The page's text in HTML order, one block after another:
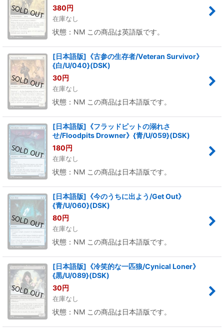
380円
在庫なし
状態：NM この商品は英語版です。
[日本語版]《古参の生存者/Veteran Survivor》
{白/U/040}(DSK)
30円
在庫なし
状態：NM この商品は日本語版です。
[日本語版]《フラッドピットの溺れさ
せ/Floodpits Drowner》{青/U/059}(DSK)
180円
在庫なし
状態：NM この商品は日本語版です。
[日本語版]《今のうちに出よう/Get Out》
{青/U/060}(DSK)
80円
在庫なし
状態：NM この商品は日本語版です。
[日本語版]《冷笑的な一匹狼/Cynical Loner》
{黒/U/089}(DSK)
30円
在庫なし
状態：NM この商品は日本語版です。